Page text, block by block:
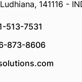
141116 -
513-7531
873-8606